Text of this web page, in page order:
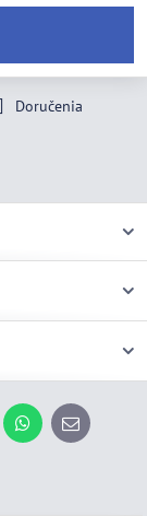
Doručenia
WhatsApp
E-
mail